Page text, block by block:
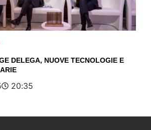
DELEGA, NUOVE TECNOLOGIE E
20:35